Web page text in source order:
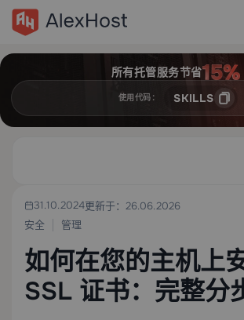
所有托管服务节省
使用代码： SKILLS
31.10.2024更新于：26.06.2026
安全
管理
如何在您的主机上
SSL 证书：完整分